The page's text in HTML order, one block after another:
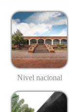
Nivel nacional